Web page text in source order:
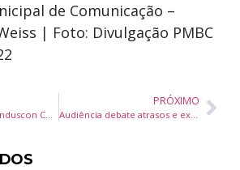
de Comunicação –
| Foto: Divulgação PMBC
Brusque recebe Sinduscon Conecta com especialistas para discutir mercado da construção civil
PRÓXIMO
Audiência debate atrasos e exige conclusão da pavimentação da SC-281 entre São Pedro de Alcântara e Angelina